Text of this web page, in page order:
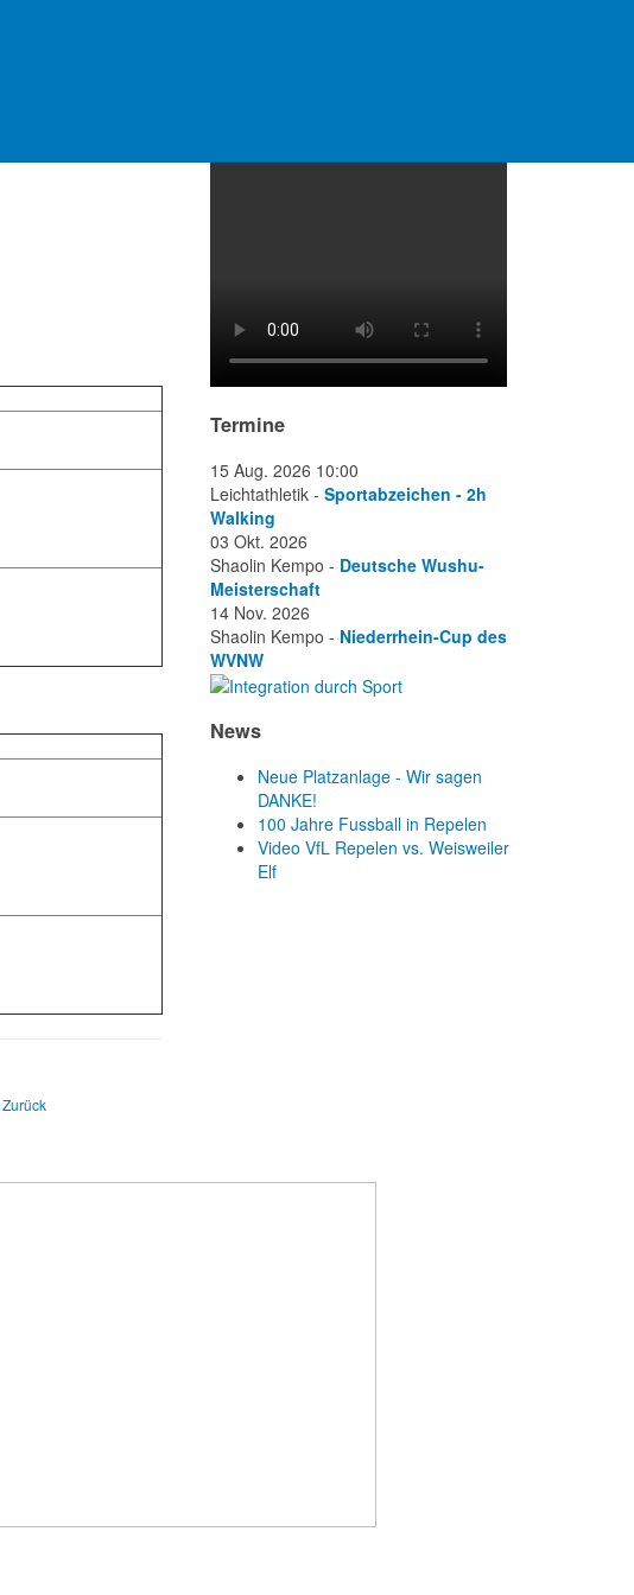
Zurück
Termine
15 Aug. 2026 10:00
Leichtathletik - Sportabzeichen - 2h
Walking
03 Okt. 2026
Shaolin Kempo - Deutsche Wushu-
Meisterschaft
14 Nov. 2026
Shaolin Kempo - Niederrhein-Cup des
WVNW
News
Neue Platzanlage - Wir sagen
DANKE!
100 Jahre Fussball in Repelen
Video VfL Repelen vs. Weisweiler
Elf